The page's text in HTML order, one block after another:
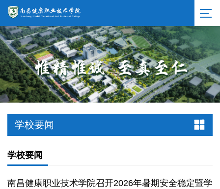
学校要闻
学校要闻
南昌健康职业技术学院召开2026年暑期安全稳定暨学